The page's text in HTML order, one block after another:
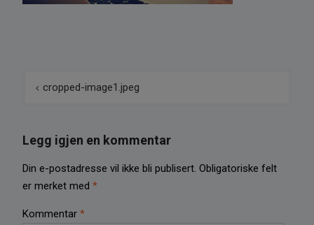
Innleggsnavigasjon
cropped-image1.jpeg
Legg igjen en kommentar
Din e-postadresse vil ikke bli publisert. Obligatoriske felt
er merket med *
Kommentar *